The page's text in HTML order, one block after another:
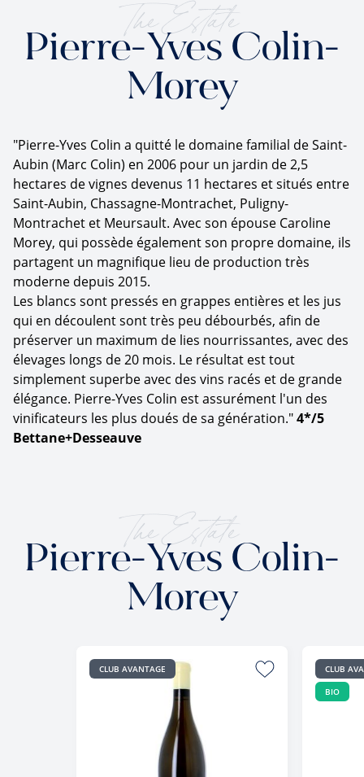
The Estate
Pierre-Yves Colin-
Morey
"Pierre-Yves Colin a quitté le domaine familial de Saint-
Aubin (Marc Colin) en 2006 pour un jardin de 2,5
hectares de vignes devenus 11 hectares et situés entre
Saint-Aubin, Chassagne-Montrachet, Puligny-
Montrachet et Meursault. Avec son épouse Caroline
Morey, qui possède également son propre domaine, ils
partagent un magnifique lieu de production très
moderne depuis 2015.
Les blancs sont pressés en grappes entières et les jus
qui en découlent sont très peu débourbés, afin de
préserver un maximum de lies nourrissantes, avec des
élevages longs de 20 mois. Le résultat est tout
simplement superbe avec des vins racés et de grande
élégance. Pierre-Yves Colin est assurément l'un des
vinificateurs les plus doués de sa génération."4*/5
Bettane+Desseauve
The Estate
Pierre-Yves Colin-
Morey
CLUB AVANTAGE
CLUB
BIO